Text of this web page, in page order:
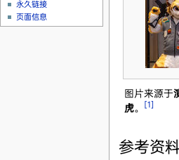
图片来源于
虎。 [1]
参考资
永久链接
页面信息